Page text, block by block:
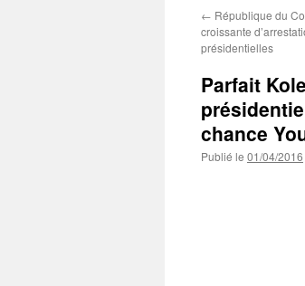
← République du
croissante
présidentielles
Parfait
chance
Publié le 01/04/2016